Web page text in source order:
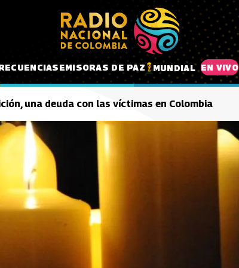
EMISORAS DE PAZ MUNDIAL EN VIVO
una deuda con las víctimas en Colombia